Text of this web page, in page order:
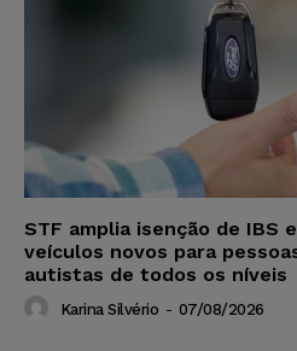
STF amplia isenção de IBS
veículos novos para
autistas de todos os níveis
Karina Silvério - 07/08/2026